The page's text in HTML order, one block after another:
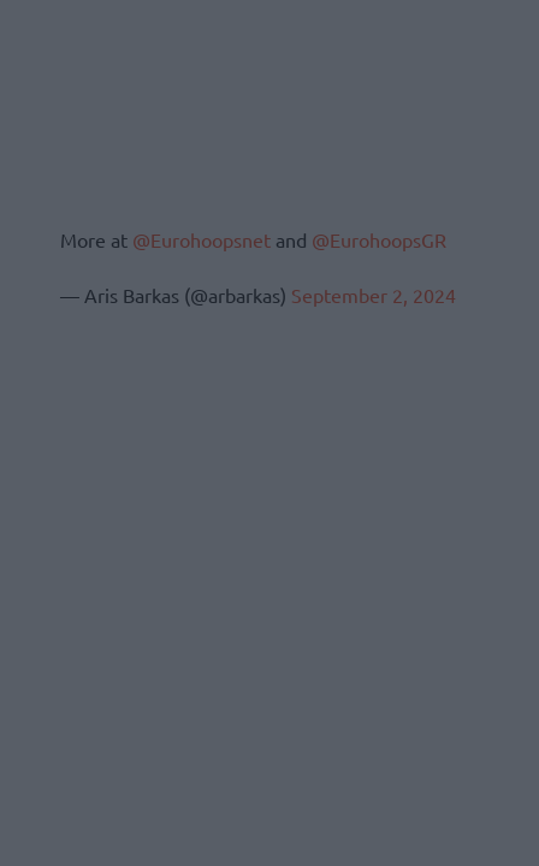
More at @Eurohoopsnet and @EurohoopsGR
— Aris Barkas (@arbarkas) September 2, 2024